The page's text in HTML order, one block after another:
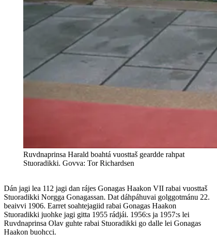
Ruvdnaprinsa Harald boahtá vuosttaš geardde rahpat
Stuoradikki. Govva: Tor Richardsen
Dán jagi lea 112 jagi dan rájes Gonagas Haakon VII rabai vuosttaš
Stuoradikki Norgga Gonagassan. Dat dáhpáhuvai golggotmánu 22.
beaivvi 1906. Earret soahtejagiid rabai Gonagas Haakon
Stuoradikki juohke jagi gitta 1955 rádjái. 1956:s ja 1957:s lei
Ruvdnaprinsa Olav guhte rabai Stuoradikki go dalle lei Gonagas
Haakon buohcci.